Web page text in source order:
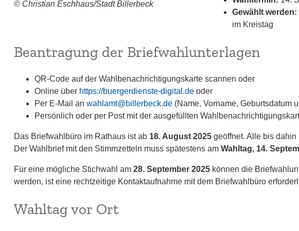
© Christian Eschhaus/Stadt Billerbeck
Gewählt werden:
im Kreistag
Beantragung der Briefwahlunterlagen
QR-Code auf der Wahlbenachrichtigungskarte scannen oder
Online über https://buergerdienste-digital.deoder
Per E-Mail an wahlamt@billerbeck.de(Name, Vorname, Geburtsdatum
Persönlich oder per Post mit der ausgefüllten
Das Briefwahlbüro im Rathaus ist ab 18. August 2025geöffnet. Alle bis dahin
Der Wahlbrief mit den Stimmzetteln muss spätestens am Wahltag, 14.
Für eine mögliche Stichwahl am 28. September 2025können die
werden, ist eine rechtzeitige Kontaktaufnahme mit dem Briefwahlbüro
Wahltag vor Ort